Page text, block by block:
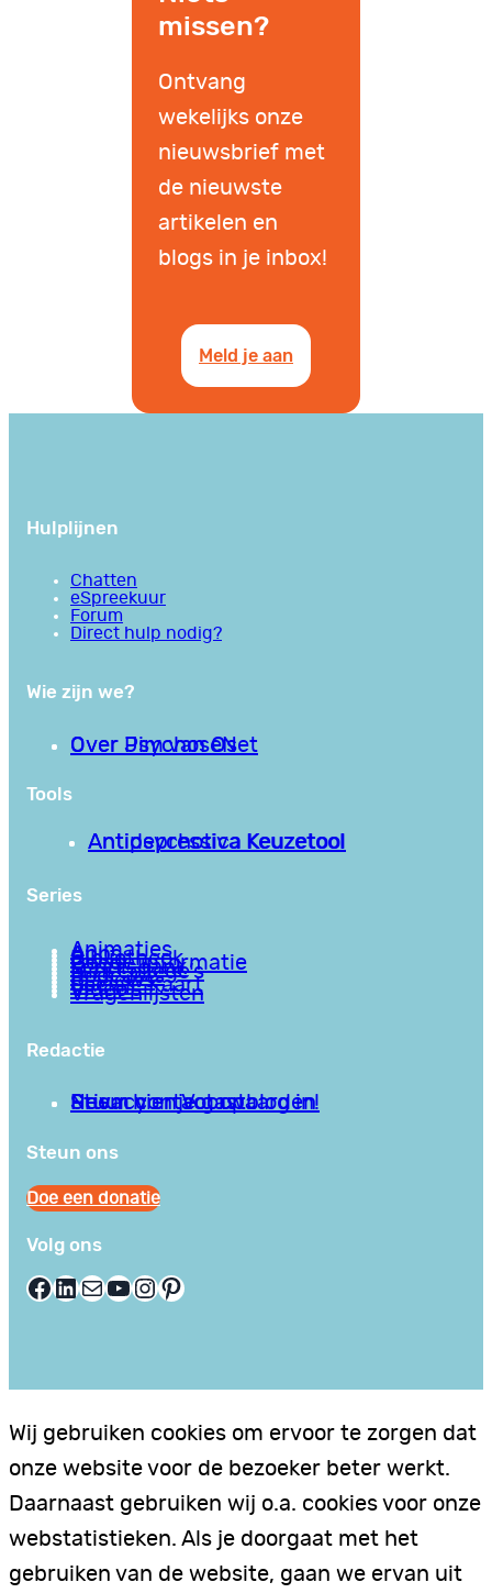
missen?
Ontvang
wekelijks onze
nieuwsbrief met
de nieuwste
artikelen en
blogs in je inbox!
Meld je aan
Hulplijnen
Chatten
eSpreekuur
Forum
Direct hulp nodig?
Wie zijn we?
Over PsychoseNet
Over Jim van Os
Tools
Antipsychotica Keuzetool
Antidepressiva Keuzetool
Series
Animaties
Apps
Bibliotheek
Goede informatie
Kennisbank
Mini college’s
Podcasts
Reviews
Sociale Kaart
Video’s
Vragenlijsten
Redactie
Privacy en Voorwaarden
Stuur hier je gastblog in!
Neem contact op
Steun ons
Doe een donatie
Volg ons
Facebook LinkedIn E-mail YouTube InstagramPinterest
Wij gebruiken cookies om ervoor te zorgen dat
onze website voor de bezoeker beter werkt.
Daarnaast gebruiken wij o.a. cookies voor onze
webstatistieken. Als je doorgaat met het
gebruiken van de website, gaan we ervan uit